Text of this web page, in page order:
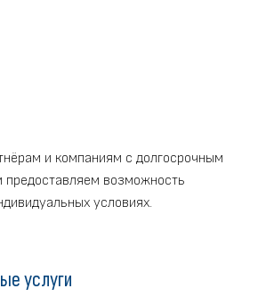
и компаниям с долгосрочным
предоставляем возможность
условиях.
услуги